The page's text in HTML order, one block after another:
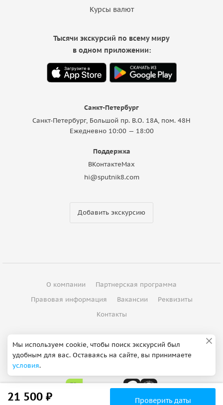
21 500 ₽ Проверить даты
Курсы валют
Санкт-Петербург
Санкт-Петербург, Большой пр. В.О. 18A, пом. 48Н
Ежедневно 10:00 — 18:00
Поддержка
ВКонтактеMax
hi@sputnik8.com
Добавить экскурсию
Тысячи экскурсий по всему миру
в одном приложении:
О компании
Партнерская программа
Правовая информация
Вакансии
Реквизиты
Контакты
© 2012 - 2026 ООО "Спутник"
Сделано в Петербурге
Мы используем cookie, чтобы поиск экскурсий был
удобным для вас. Оставаясь на сайте, вы принимаете
условия.